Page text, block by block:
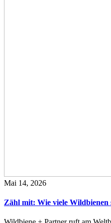
Mai 14, 2026
Zähl mit: Wie viele Wildbienen